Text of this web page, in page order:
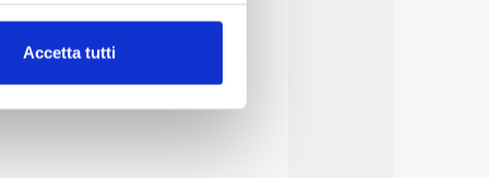
(impronte
Accetta tutti